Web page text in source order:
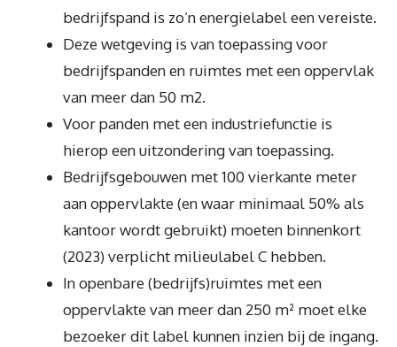
bedrijfspand is zo’n energielabel een vereiste.
Deze wetgeving is van toepassing voor
bedrijfspanden en ruimtes met een oppervlak
van meer dan 50 m2.
Voor panden met een industriefunctie is
hierop een uitzondering van toepassing.
Bedrijfsgebouwen met 100 vierkante meter
aan oppervlakte (en waar minimaal 50% als
kantoor wordt gebruikt) moeten binnenkort
(2023) verplicht milieulabel C hebben.
In openbare (bedrijfs)ruimtes met een
oppervlakte van meer dan 250 m² moet elke
bezoeker dit label kunnen inzien bij de ingang.